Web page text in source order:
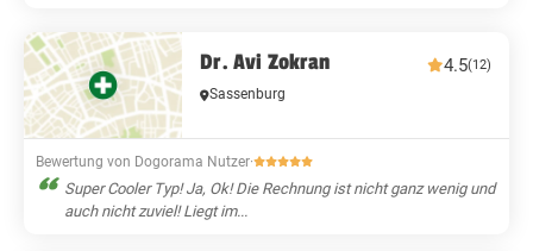
Dr. Avi Zokran 4.5(12)
Sassenburg
Bewertung von Dogorama Nutzer·
Super Cooler Typ! Ja, Ok! Die Rechnung ist nicht ganz wenig und
auch nicht zuviel! Liegt im...